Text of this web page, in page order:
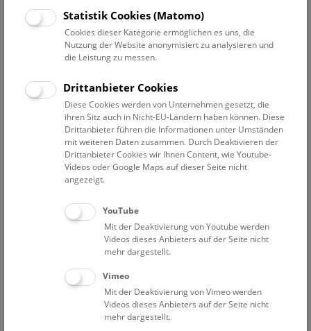
JEOL JXA-8530F Feldemissions-Elektronensonden-
Mikroanalysator
Die JEOL JXA-8530F Hyperprobe ist ein Elektronensonden-
ist mit fünf WDS-Spektrometern und zwei EDS-Detektoren
ausgestattet. Elemente von Be bis U können routinemäßig in
Konzentrationen von 0,01 Gew.% (in einigen Fällen sogar
unter 100 ppm) mit einer lateralen Auflösung analysiert
werden, die bis in den Submikrometerbereich reicht. Die
Integration spezieller Bild- und Analyse-Softwarepakete in
Kombination mit dem vollautomatischen Instrument auf
einzigartige Analysemöglichkeiten.
: Ölrotationspumpen,
Turbomolekularpumpen, Ionenzerstäuberpumpen,
Differentialpumpen
: FE-Kanonenkammer ~ 10-8 Pa, Probenkammer ~
: Schottky-Feldemissions-
Statistik Cookies (Matomo)
Cookies dieser Kategorie ermöglichen es uns, die
Nutzung der Website anonymisiert zu analysieren und
die Leistung zu messen.
Drittanbieter Cookies
Diese Cookies werden von Unternehmen gesetzt, die
ihren Sitz auch in Nicht-EU-Ländern haben können. Diese
Drittanbieter führen die Informationen unter Umständen
mit weiteren Daten zusammen. Durch Deaktivieren der
Drittanbieter Cookies wir Ihnen Content, wie Youtube-
Videos oder Google Maps auf dieser Seite nicht
angezeigt.
YouTube
Mit der Deaktivierung von Youtube werden
Videos dieses Anbieters auf der Seite nicht
mehr dargestellt.
Vimeo
Mit der Deaktivierung von Vimeo werden
Videos dieses Anbieters auf der Seite nicht
mehr dargestellt.